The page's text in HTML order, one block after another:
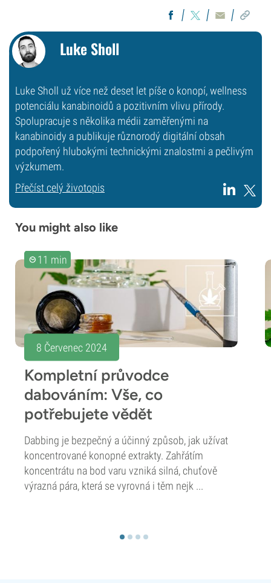
Luke Sholl
Luke Sholl už více než deset let píše o konopí, wellness
potenciálu kanabinoidů a pozitivním vlivu přírody.
Spolupracuje s několika médii zaměřenými na
kanabinoidy a publikuje různorodý digitální obsah
podpořený hlubokými technickými znalostmi a pečlivým
výzkumem.
Přečíst celý životopis
You might also like
11 min
8 Červenec 2024
Kompletní průvodce
dabováním: Vše, co
potřebujete vědět
Dabbing je bezpečný a účinný způsob, jak užívat
koncentrované konopné extrakty. Zahřátím
koncentrátu na bod varu vzniká silná, chuťově
výrazná pára, která se vyrovná i těm nejk ...